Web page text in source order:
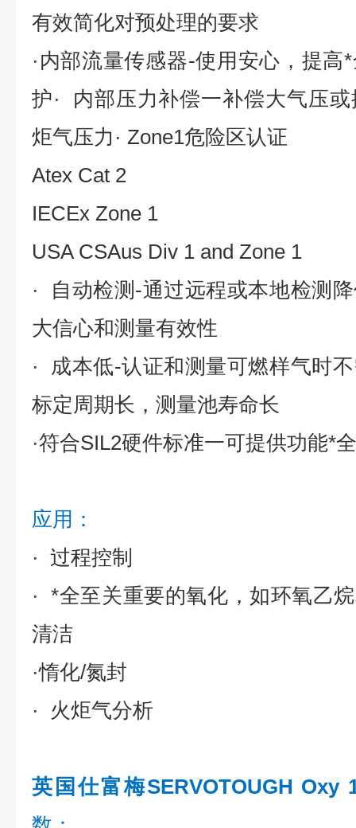
有效简化对预处理的要求
·内部流量传感器-使用安心，提高
护· 内部压力补偿一补偿大气压
炬气压力· Zone1危险区认证
Atex Cat 2
IECEx Zone 1
USA CSAus Div 1 and Zone 1
· 自动检测-通过远程或本地检测
大信心和测量有效性
· 成本低-认证和测量可燃样气时
标定周期长，测量池寿命长
·符合SIL2硬件标准一可提供功能*
应用：
· 过程控制
· *全至关重要的氧化，如环氧乙
清洁
·惰化/氮封
· 火炬气分析
英国仕富梅SERVOTOUGH Oxy